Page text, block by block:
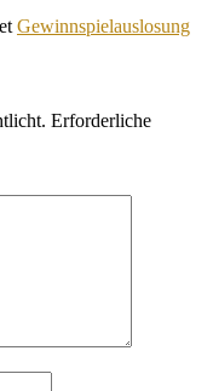
Gewinnspielauslosung
Erforderliche